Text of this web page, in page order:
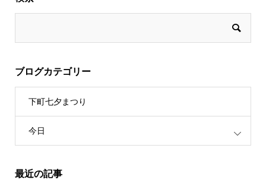
ブログカテゴリー
下町七夕まつり
今日
最近の記事